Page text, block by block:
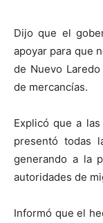
Dijo que el
apoyar para que
de Nuevo
de mercancías.
Explicó que a
presentó todas
generando a la
autoridades de
Informó que el